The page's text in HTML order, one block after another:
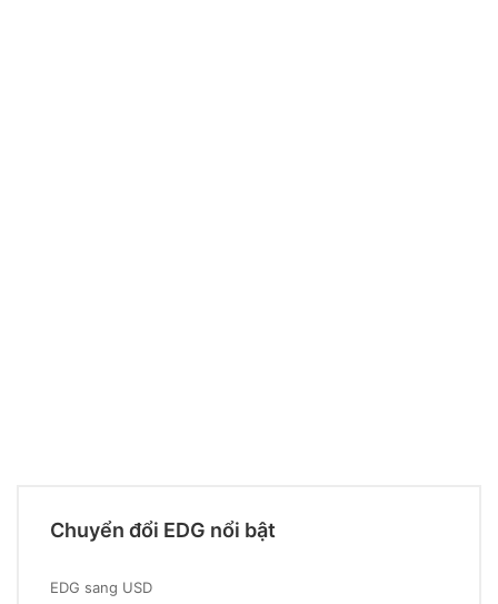
Chuyển đổi EDG nổi bật
EDG sang USD